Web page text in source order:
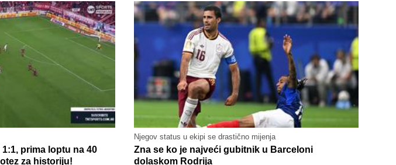
prima loptu na 40
za historiju!
Njegov status u ekipi se drastično mijenja
Zna se ko je najveći gubitnik u Barceloni
dolaskom Rodrija